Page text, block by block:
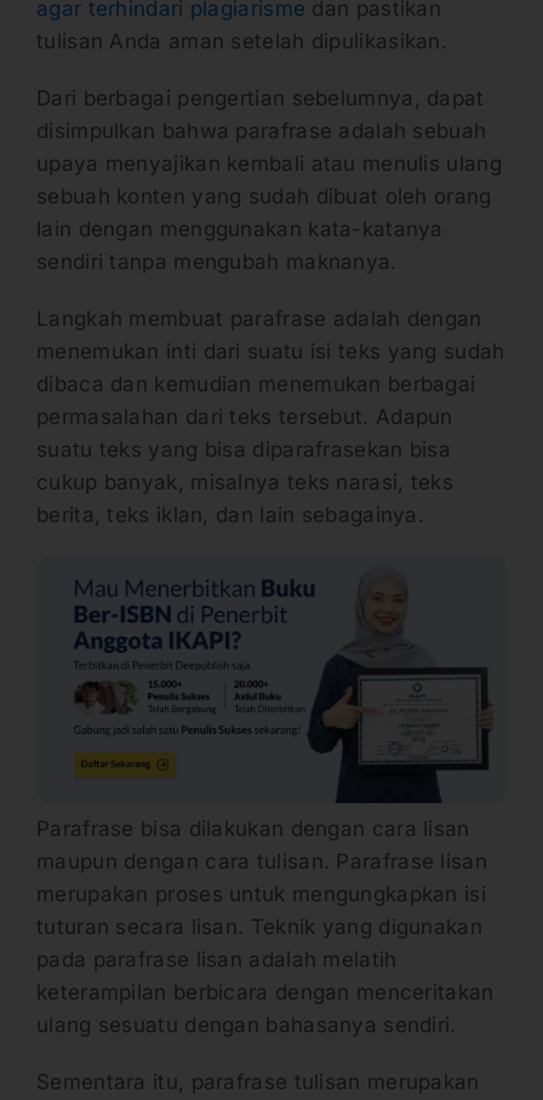
agar terhindari plagiarisme dan pastikan
tulisan Anda aman setelah dipulikasikan.
Dari berbagai pengertian sebelumnya, dapat
disimpulkan bahwa parafrase adalah sebuah
upaya menyajikan kembali atau menulis ulang
sebuah konten yang sudah dibuat oleh orang
lain dengan menggunakan kata-katanya
sendiri tanpa mengubah maknanya.
Langkah membuat parafrase adalah dengan
menemukan inti dari suatu isi teks yang sudah
dibaca dan kemudian menemukan berbagai
permasalahan dari teks tersebut. Adapun
suatu teks yang bisa diparafrasekan bisa
cukup banyak, misalnya teks narasi, teks
berita, teks iklan, dan lain sebagainya.
Parafrase bisa dilakukan dengan cara lisan
maupun dengan cara tulisan. Parafrase lisan
merupakan proses untuk mengungkapkan isi
tuturan secara lisan. Teknik yang digunakan
pada parafrase lisan adalah melatih
keterampilan berbicara dengan menceritakan
ulang sesuatu dengan bahasanya sendiri.
Sementara itu, parafrase tulisan merupakan